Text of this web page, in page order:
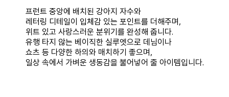
프런트 중앙에 배치된 강아지 자수와
레터링 디테일이 입체감 있는 포인트를 더해주며,
위트 있고 사랑스러운 분위기를 완성해 줍니다.
유행 타지 않는 베이직한 실루엣으로 데님이나
쇼츠 등 다양한 하의와 매치하기 좋으며,
일상 속에서 가벼운 생동감을 불어넣어 줄 아이템입니다.